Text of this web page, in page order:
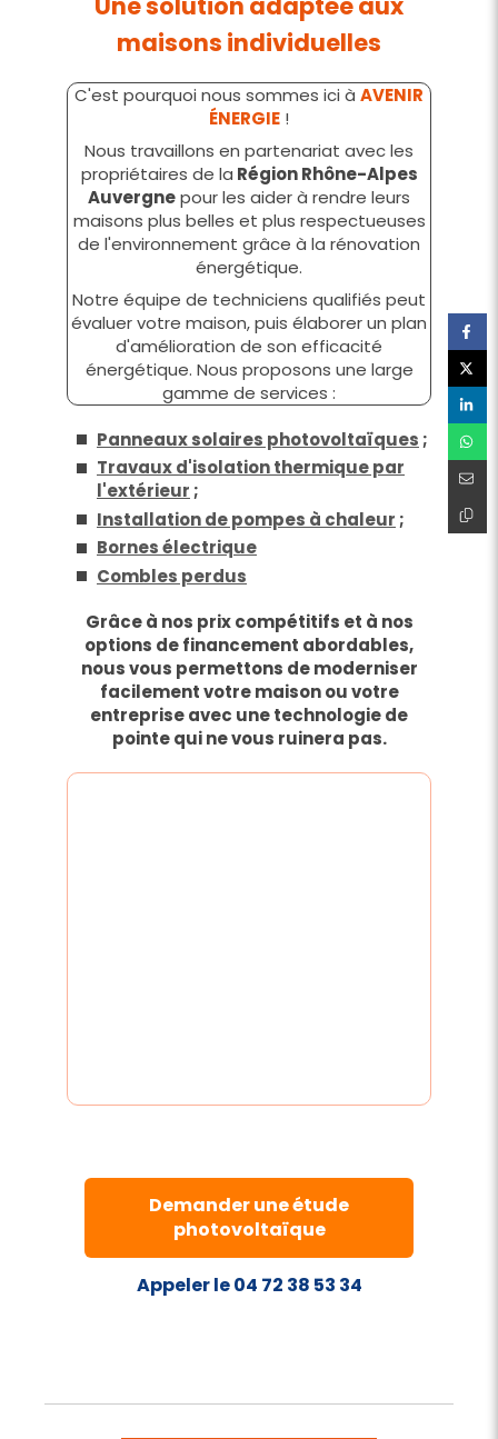
maisons individuelles
C'est pourquoi nous sommes ici à AVENIR
ÉNERGIE !
Nous travaillons en partenariat avec les
propriétaires de la Région Rhône-Alpes
Auvergnepour les aider à rendre leurs
maisons plus belles et plus respectueuses
de l'environnement grâce à la rénovation
énergétique.
Notre équipe de techniciens qualifiés peut
évaluer votre maison, puis élaborer un plan
d'amélioration de son efficacité
énergétique. Nous proposons une large
gamme de services :
Panneaux solaires photovoltaïques ;
Travaux d'isolation thermique par
l'extérieur ;
Installation de pompes à chaleur ;
Bornes électrique
Combles perdus
Grâce à nos prix compétitifs et à nos
options de financement abordables,
nous vous permettons de moderniser
facilement votre maison ou votre
entreprise avec une technologie de
pointe qui ne vous ruinera pas.
Demander une étude
photovoltaïque
Appeler le 04 72 38 53 34